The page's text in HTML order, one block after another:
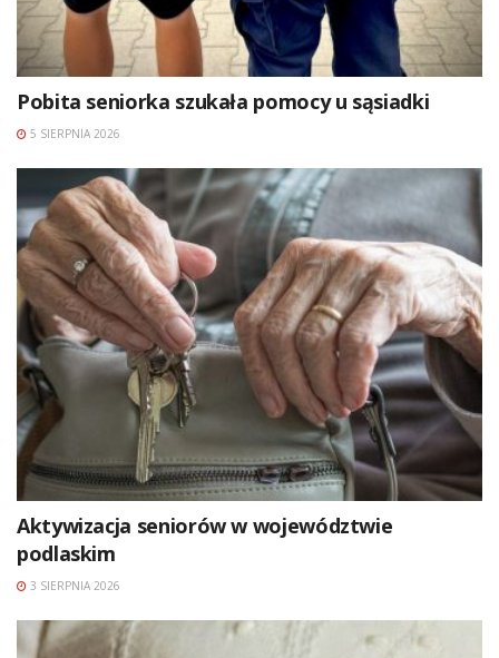
Pobita seniorka szukała pomocy u sąsiadki
5 SIERPNIA 2026
Aktywizacja seniorów w województwie
podlaskim
3 SIERPNIA 2026